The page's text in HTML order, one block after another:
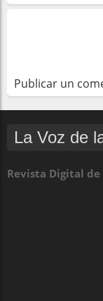
Publicar un
La Voz de
Revista Digital